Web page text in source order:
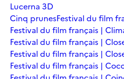
Lucerna 3D
Cinq prunesFestival du film
Festival du film français |
Festival du film français |
Festival du film français |
Festival du film français |